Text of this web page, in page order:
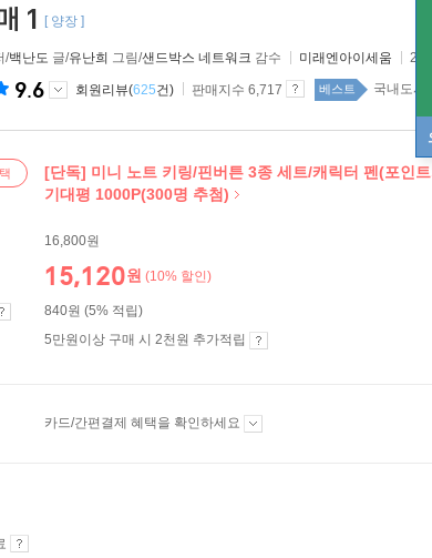
1 [ 양장 ]
/백난도 글/유난희 그림/샌드박스 네트워크 감수 미래엔아이세움
9.6 회원리뷰(625건) 판매지수 6,717 베스트 국내도서
[단독] 미니 노트 키링/핀버튼 3종 세트/캐릭터 펜(포인
기대평 1000P(300명 추첨)
16,800원
15,120원 (10% 할인)
840원 (5% 적립)
5만원이상 구매 시 2천원 추가적립
카드/간편결제 혜택을 확인하세요